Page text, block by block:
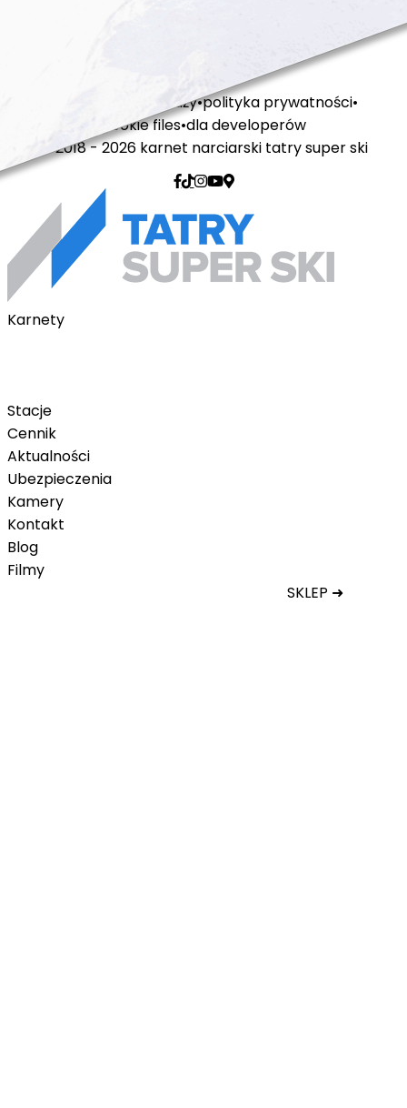
regulamin sprzedaży polityka prywatności
cookie files dla developerów
© 2018 - 2026 karnet narciarski tatry super ski
Karnety
Stacje
Cennik
Aktualności
Ubezpieczenia
Kamery
Kontakt
Blog
Filmy
SKLEP